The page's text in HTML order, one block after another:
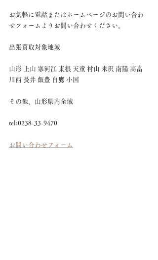
お気軽に電話またはホームページのお問い合わ
せフォームよりお問い合わせください。
出張買取対象地域
山形 上山 寒河江 東根 天童 村山 米沢 南陽 高畠
川西 長井 飯豊 白鷹 小国
その他、山形県内全域
tel:0238-33-9470
お問い合わせフォーム